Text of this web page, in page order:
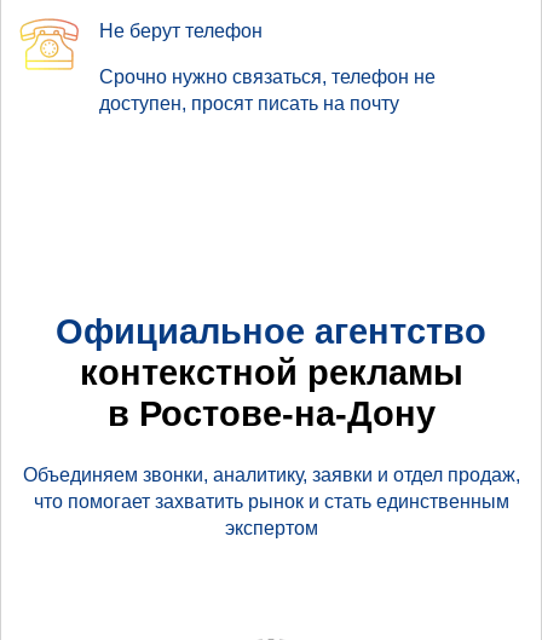
Не берут телефон
Срочно нужно связаться, телефон не
доступен, просят писать на почту
Официальное агентство
контекстной рекламы
в Ростове-на-Дону
Объединяем звонки, аналитику, заявки и отдел продаж,
что помогает захватить рынок и стать единственным
экспертом